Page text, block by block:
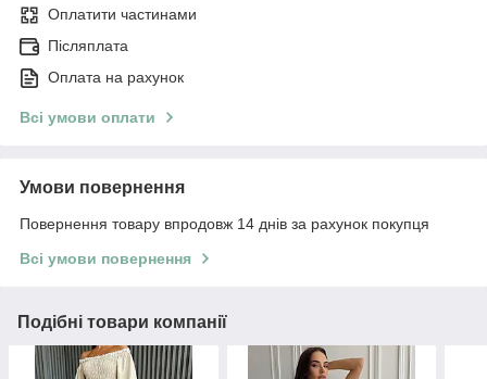
Оплатити частинами
Післяплата
Оплата на рахунок
Всі умови оплати
Умови повернення
Повернення товару впродовж 14 днів за рахунок покупця
Всі умови повернення
Подібні товари компанії